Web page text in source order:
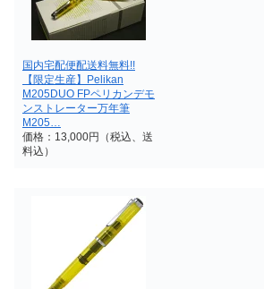
国内宅配便配送料無料!!
【限定生産】Pelikan
M205DUO FPペリカンデモ
ンストレーター万年筆
M205…
価格：13,000円（税込、送
料込）